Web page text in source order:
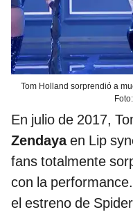
Tom Holland sorprendió a
En julio de 2017,
Zendayaen Lip
fans totalmente
con la
el estreno de